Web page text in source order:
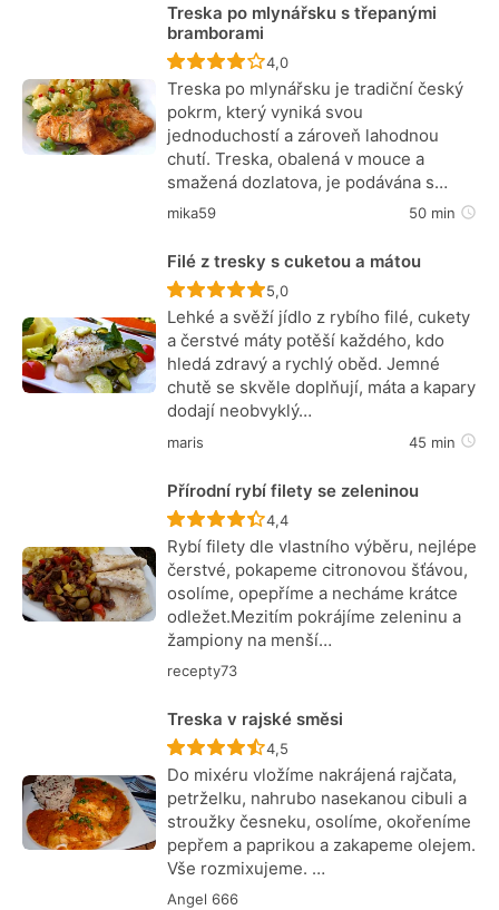
Treska po mlynářsku s třepanými
bramborami
Recept ještě nebyl hodnocen
4,0
Treska po mlynářsku je tradiční český
pokrm, který vyniká svou
jednoduchostí a zároveň lahodnou
chutí. Treska, obalená v mouce a
smažená dozlatova, je podávána s…
mika59 50 min
Filé z tresky s cuketou a mátou
Recept ještě nebyl hodnocen
5,0
Lehké a svěží jídlo z rybího filé, cukety
a čerstvé máty potěší každého, kdo
hledá zdravý a rychlý oběd. Jemné
chutě se skvěle doplňují, máta a kapary
dodají neobvyklý…
maris 45 min
Přírodní rybí filety se zeleninou
Recept ještě nebyl hodnocen
4,4
Rybí filety dle vlastního výběru, nejlépe
čerstvé, pokapeme citronovou šťávou,
osolíme, opepříme a necháme krátce
odležet.Mezitím pokrájíme zeleninu a
žampiony na menší…
recepty73
Treska v rajské směsi
Recept ještě nebyl hodnocen
4,5
Do mixéru vložíme nakrájená rajčata,
petrželku, nahrubo nasekanou cibuli a
stroužky česneku, osolíme, okořeníme
pepřem a paprikou a zakapeme olejem.
Vše rozmixujeme. …
Angel 666